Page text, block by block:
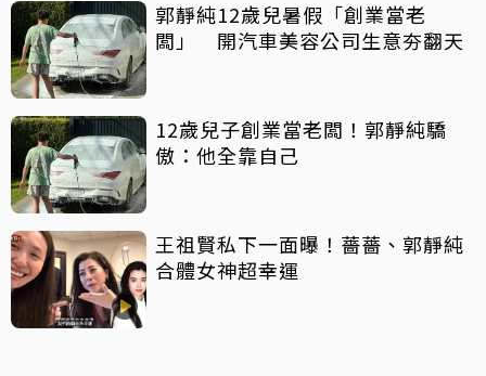
郭靜純12歲兒暑假「創業當老
闆」 開汽車美容公司生意夯翻天
12歲兒子創業當老闆！郭靜純驕
傲：他全靠自己
王祖賢私下一面曝！薔薔、郭靜純
合體女神超幸運